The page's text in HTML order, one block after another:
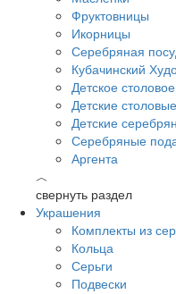
Фруктовницы
Икорницы
Серебряная
Кубачинский
Детское
Детские
Детские
Серебряные
Аргента
︿
свернуть раздел
Украшения
Комплекты из
Кольца
Серьги
Подвески